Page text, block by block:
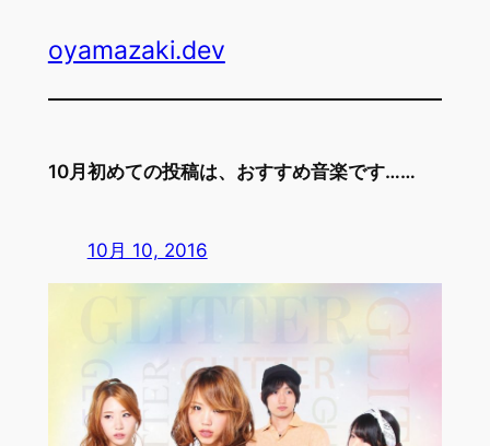
oyamazaki.dev
10月初めての投稿は、おすすめ音楽です……
10月 10, 2016